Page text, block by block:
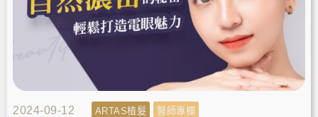
2024-09-12 ARTAS植髮 醫師專欄